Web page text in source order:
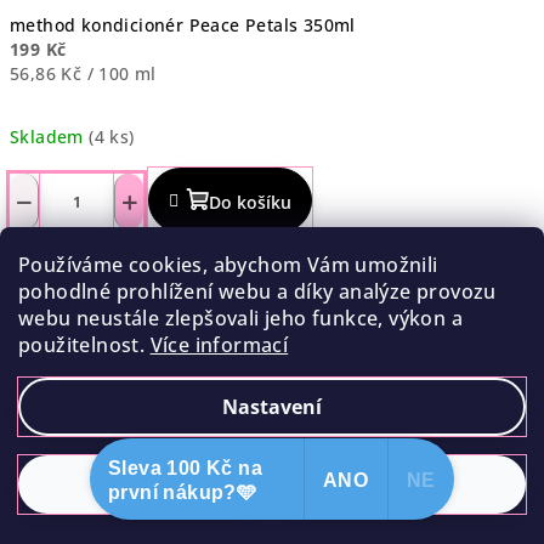
Používáme cookies, abychom Vám umožnili
pohodlné prohlížení webu a díky analýze provozu
webu neustále zlepšovali jeho funkce, výkon a
použitelnost. Více informací
Nastavení
Odmítnout Souhlasím
method kondicionér Peace Petals 350ml
199 Kč
Měrná
56,86 Kč / 100 ml
Skladem(4 ks)
hodnocení
produktu
je
5,0
5
hvězdiček.
+
− Do košíku
Sleva 100 Kč na
první nákup?🩵
ANO NE